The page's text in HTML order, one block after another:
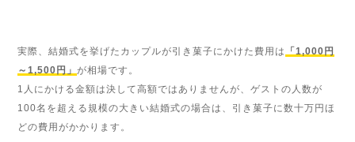
実際、結婚式を挙げたカップルが引き菓子にかけた費用は
「1,000円
～1,500円」が相場です。
1人にかける金額は決して高額ではありませんが、ゲストの人数が
100名を超える規模の大きい結婚式の場合は、引き菓子に数十万円ほ
どの費用がかかります。